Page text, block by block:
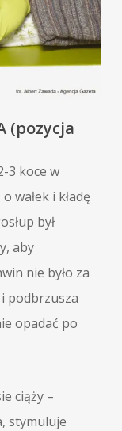
(pozycja
3 koce w
wałek i kładę
był
aby
nie było za
podbrzusza
opadać po
ciąży –
stymuluje